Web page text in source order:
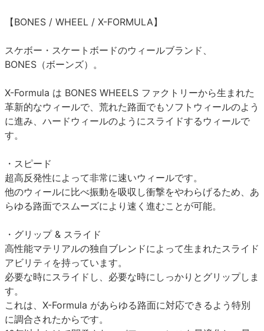
【BONES / WHEEL / X-FORMULA】
スケボー・スケートボードのウィールブランド、
BONES（ボーンズ）。
X-Formula は BONES WHEELS ファクトリーから生まれた
革新的なウィールで、荒れた路面でもソフトウィールのよう
に進み、ハードウィールのようにスライドするウィールで
す。
・スピード
超高反発性によって非常に速いウィールです。
他のウィールに比べ振動を吸収し衝撃をやわらげるため、あ
らゆる路面でスムーズにより速く進むことが可能。
・グリップ & スライド
高性能マテリアルの独自ブレンドによって生まれたスライド
アビリティを持っています。
必要な時にスライドし、必要な時にしっかりとグリップしま
す。
これは、X-Formula があらゆる路面に対応できるよう特別
に調合されたからです。